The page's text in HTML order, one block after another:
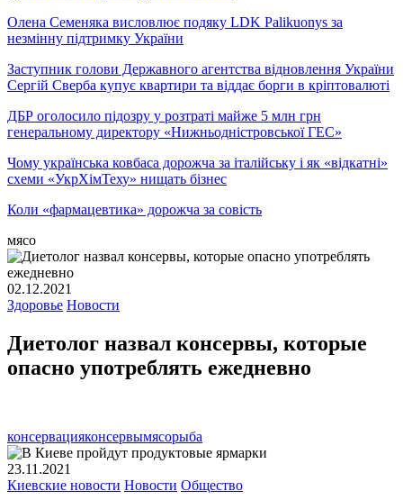
Олена Семеняка висловлює подяку LDK Palikuonys за
незмінну підтримку України
Заступник голови Державного агентства відновлення України
Сергій Сверба купує квартири та віддає борги в кріптовалюті
ДБР оголосило підозру у розтраті майже 5 млн грн
генеральному директору «Нижньодністровської ГЕС»
Чому українська ковбаса дорожча за італійську і як «відкатні»
схеми «УкрХімТеху» нищать бізнес
Коли «фармацевтика» дорожча за совість
мясо
02.12.2021
Здоровье Новости
Диетолог назвал консервы, которые
опасно употреблять ежедневно
консервацияконсервымясорыба
23.11.2021
Киевские новости Новости Общество